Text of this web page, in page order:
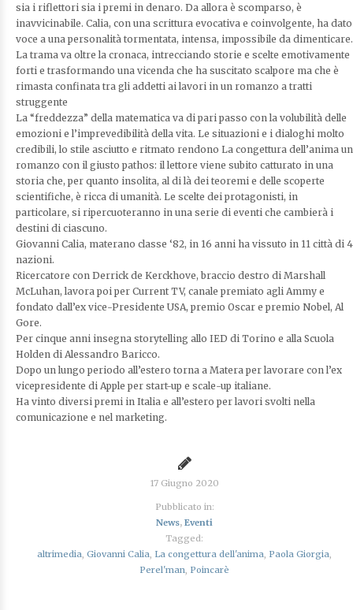
sia i riflettori sia i premi in denaro. Da allora è scomparso, è
inavvicinabile. Calia, con una scrittura evocativa e coinvolgente, ha dato
voce a una personalità tormentata, intensa, impossibile da dimenticare.
La trama va oltre la cronaca, intrecciando storie e scelte emotivamente
forti e trasformando una vicenda che ha suscitato scalpore ma che è
rimasta confinata tra gli addetti ai lavori in un romanzo a tratti
struggente
La “freddezza” della matematica va di pari passo con la volubilità delle
emozioni e l’imprevedibilità della vita. Le situazioni e i dialoghi molto
credibili, lo stile asciutto e ritmato rendono La congettura dell’anima un
romanzo con il giusto pathos: il lettore viene subito catturato in una
storia che, per quanto insolita, al di là dei teoremi e delle scoperte
scientifiche, è ricca di umanità. Le scelte dei protagonisti, in
particolare, si ripercuoteranno in una serie di eventi che cambierà i
destini di ciascuno.
Giovanni Calia, materano classe ‘82, in 16 anni ha vissuto in 11 città di 4
nazioni.
Ricercatore con Derrick de Kerckhove, braccio destro di Marshall
McLuhan, lavora poi per Current TV, canale premiato agli Ammy e
fondato dall’ex vice-Presidente USA, premio Oscar e premio Nobel, Al
Gore.
Per cinque anni insegna storytelling allo IED di Torino e alla Scuola
Holden di Alessandro Baricco.
Dopo un lungo periodo all’estero torna a Matera per lavorare con l’ex
vicepresidente di Apple per start-up e scale-up italiane.
Ha vinto diversi premi in Italia e all’estero per lavori svolti nella
comunicazione e nel marketing.
17 Giugno 2020
Pubblicato in:
News, Eventi
Tagged:
altrimedia Giovanni Calia La congettura dell'anima Paola Giorgia
Perel'man Poincarè